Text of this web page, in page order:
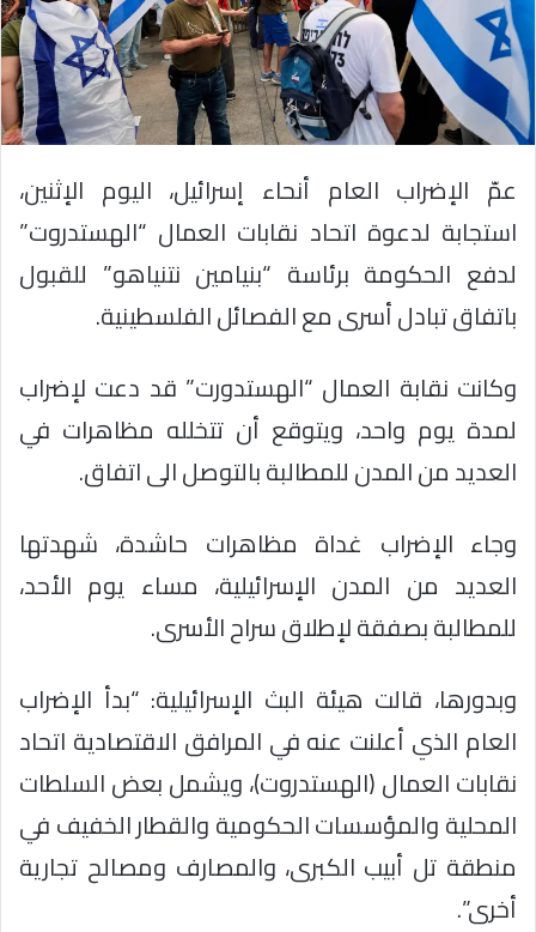
عمّ الإضراب العام أنحاء إسرائيل، اليوم الإثنين،
استجابة لدعوة اتحاد نقابات العمال “الهستدروت”
لدفع الحكومة برئاسة “بنيامين نتنياهو” للقبول
باتفاق تبادل أسرى مع الفصائل الفلسطينية.
وكانت نقابة العمال “الهستدورت” قد دعت لإضراب
لمدة يوم واحد، ويتوقع أن تتخلله مظاهرات في
العديد من المدن للمطالبة بالتوصل الى اتفاق.
وجاء الإضراب غداة مظاهرات حاشدة، شهدتها
العديد من المدن الإسرائيلية، مساء يوم الأحد،
للمطالبة بصفقة لإطلاق سراح الأسرى.
وبدورها، قالت هيئة البث الإسرائيلية: “بدأ الإضراب
العام الذي أعلنت عنه في المرافق الاقتصادية اتحاد
نقابات العمال (الهستدروت)، ويشمل بعض السلطات
المحلية والمؤسسات الحكومية والقطار الخفيف في
منطقة تل أبيب الكبرى، والمصارف ومصالح تجارية
أخرى”.